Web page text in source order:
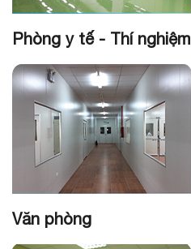
Phòng y tế - Thí nghiệm
Văn phòng